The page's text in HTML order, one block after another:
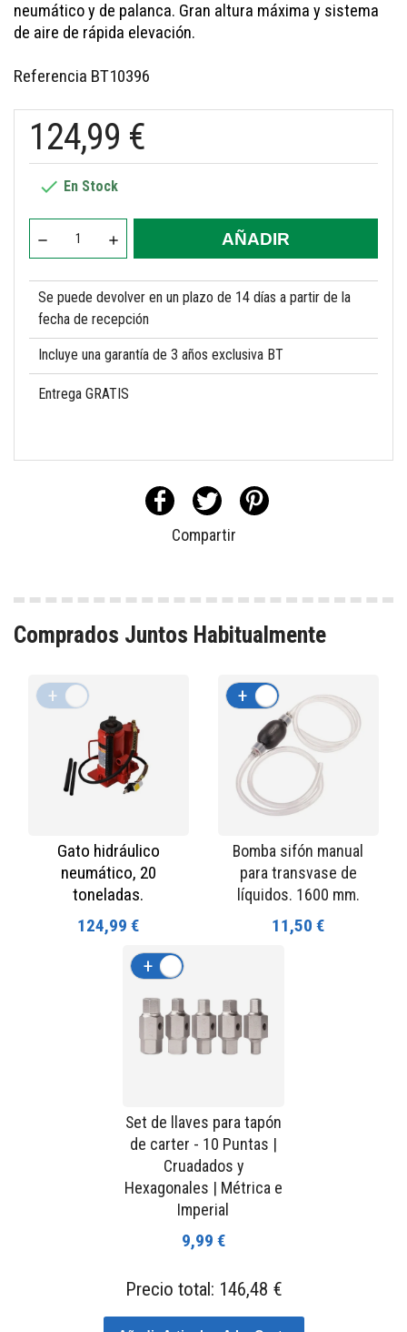
neumático y de palanca. Gran altura máxima y sistema
de aire de rápida elevación.
Referencia BT10396
124,99 €
 En Stock
AÑADIR
Se puede devolver en un plazo de 14 días a partir de la
fecha de recepción
Incluye una garantía de 3 años exclusiva BT
Entrega GRATIS
Compartir
Comprados Juntos Habitualmente
Gato hidráulico
neumático, 20
toneladas.
124,99 €
+
Bomba sifón manual
para transvase de
líquidos. 1600 mm.
11,50 €
+ -
Set de llaves para tapón
de carter - 10 Puntas |
Cruadados y
Hexagonales | Métrica e
Imperial
9,99 €
+
Precio total: 146,48 €